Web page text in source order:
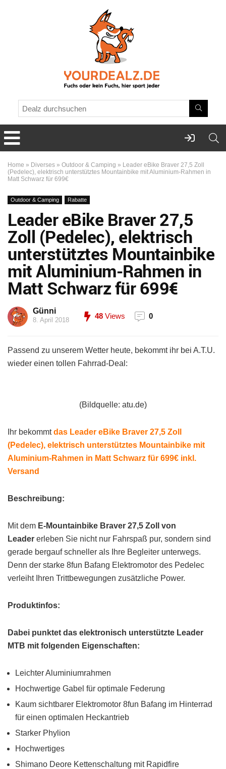
Home » Diverses » Outdoor & Camping » Leader eBike Braver 27,5 Zoll
(Pedelec), elektrisch unterstütztes Mountainbike mit Aluminium-Rahmen in
Matt Schwarz für 699€
Outdoor & Camping Rabatte
Leader eBike Braver 27,5
Zoll (Pedelec), elektrisch
unterstütztes Mountainbike
mit Aluminium-Rahmen in
Matt Schwarz für 699€
Günni
8. April 2018 48 Views 0
Passend zu unserem Wetter heute, bekommt ihr bei A.T.U.
wieder einen tollen Fahrrad-Deal:
(Bildquelle: atu.de)
Ihr bekommtdas Leader eBike Braver 27,5 Zoll
(Pedelec), elektrisch unterstütztes Mountainbike mit
Aluminium-Rahmen in Matt Schwarz für 699€ inkl.
Versand
Beschreibung:
Mit dem E-Mountainbike Braver 27,5 Zoll von
Leader erleben Sie nicht nur Fahrspaß pur, sondern sind
gerade bergauf schneller als Ihre Begleiter unterwegs.
Denn der starke 8fun Bafang Elektromotor des Pedelec
verleiht Ihren Trittbewegungen zusätzliche Power.
Produktinfos:
Dabei punktet das elektronisch unterstützte Leader
MTB mit folgenden Eigenschaften:
Leichter Aluminiumrahmen
Hochwertige Gabel für optimale Federung
Kaum sichtbarer Elektromotor 8fun Bafang im Hinterrad
für einen optimalen Heckantrieb
Starker Phylion
Hochwertiges
Shimano Deore Kettenschaltung mit Rapidfire